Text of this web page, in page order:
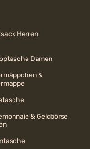
Herren
Damen
&
& Geldbörse